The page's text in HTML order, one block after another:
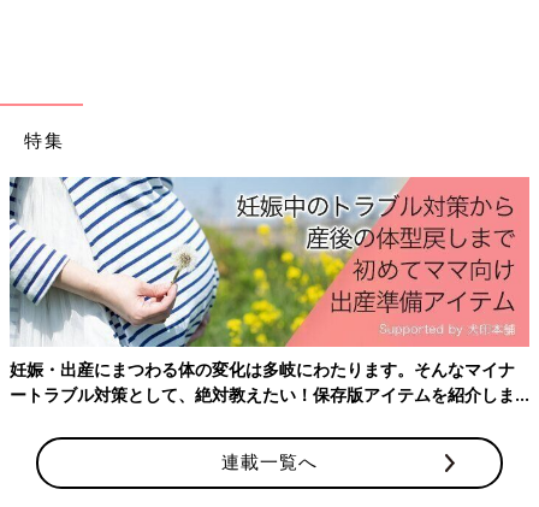
っているということです。女性の方が育休取得期間が長かった
日本社会では多数派のため女性の方が育児のスキルが高くなりや
すい社会構造があります。意識的に家事育児のスキル格差をなく
していけるようにしていきましょう！
２、ママの状態の把握能力が高い
ママの機嫌がわるい。怒りっぽくイライラしている。疲れがたま
っていそうだ。と感じたら、育児でキャパオーバーのサインで
ママ本人も育児がはじめてなので、キャパオーバーに無自覚で、
しんどくても「私ががんばらなきゃ」と抱え込んでいるケースが
多いです。そのため、パパから積極的に家事育児を巻き取る提案
特集
妊娠・出産にまつわる体の変化は多岐にわたります。そんなマイナ
ートラブル対策として、絶対教えたい！保存版アイテムを紹介しま
連載一覧へ